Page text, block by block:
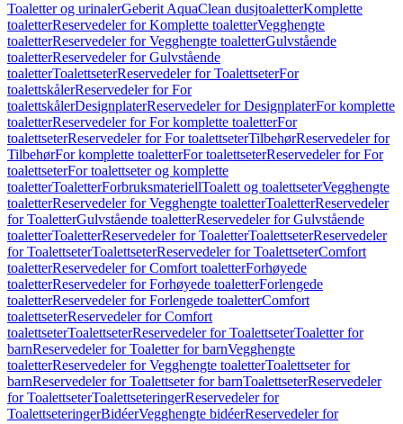
Toaletter og urinalerGeberit AquaClean dusjtoaletterKomplette
toaletterReservedeler for Komplette toaletterVegghengte
toaletterReservedeler for Vegghengte toaletterGulvstående
toaletterReservedeler for Gulvstående
toaletterToalettseterReservedeler for ToalettseterFor
toalettskålerReservedeler for For
toalettskålerDesignplaterReservedeler for DesignplaterFor komplette
toaletterReservedeler for For komplette toaletterFor
toalettseterReservedeler for For toalettseterTilbehørReservedeler for
TilbehørFor komplette toaletterFor toalettseterReservedeler for For
toalettseterFor toalettseter og komplette
toaletterToaletterForbruksmateriellToalett og toalettseterVegghengte
toaletterReservedeler for Vegghengte toaletterToaletterReservedeler
for ToaletterGulvstående toaletterReservedeler for Gulvstående
toaletterToaletterReservedeler for ToaletterToalettseterReservedeler
for ToalettseterToalettseterReservedeler for ToalettseterComfort
toaletterReservedeler for Comfort toaletterForhøyede
toaletterReservedeler for Forhøyede toaletterForlengede
toaletterReservedeler for Forlengede toaletterComfort
toalettseterReservedeler for Comfort
toalettseterToalettseterReservedeler for ToalettseterToaletter for
barnReservedeler for Toaletter for barnVegghengte
toaletterReservedeler for Vegghengte toaletterToalettseter for
barnReservedeler for Toalettseter for barnToalettseterReservedeler
for ToalettseterToalettseteringerReservedeler for
ToalettseteringerBidéerVegghengte bidéerReservedeler for